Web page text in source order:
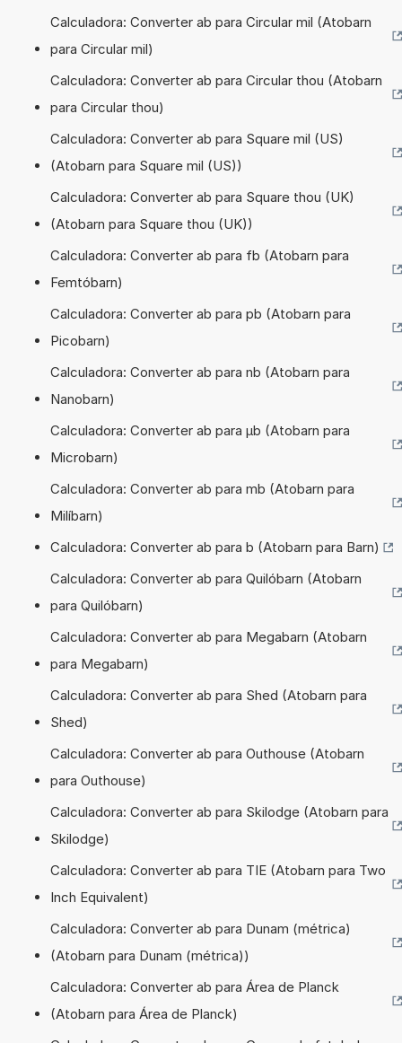
Calculadora: Converter ab para Circular mil (Atobarn
para Circular mil)
Calculadora: Converter ab para Circular thou (Atobarn
para Circular thou)
Calculadora: Converter ab para Square mil (US)
(Atobarn para Square mil (US))
Calculadora: Converter ab para Square thou (UK)
(Atobarn para Square thou (UK))
Calculadora: Converter ab para fb (Atobarn para
Femtóbarn)
Calculadora: Converter ab para pb (Atobarn para
Picobarn)
Calculadora: Converter ab para nb (Atobarn para
Nanobarn)
Calculadora: Converter ab para µb (Atobarn para
Microbarn)
Calculadora: Converter ab para mb (Atobarn para
Milíbarn)
Calculadora: Converter ab para b (Atobarn para Barn)
Calculadora: Converter ab para Quilóbarn (Atobarn
para Quilóbarn)
Calculadora: Converter ab para Megabarn (Atobarn
para Megabarn)
Calculadora: Converter ab para Shed (Atobarn para
Shed)
Calculadora: Converter ab para Outhouse (Atobarn
para Outhouse)
Calculadora: Converter ab para Skilodge (Atobarn para
Skilodge)
Calculadora: Converter ab para TIE (Atobarn para Two
Inch Equivalent)
Calculadora: Converter ab para Dunam (métrica)
(Atobarn para Dunam (métrica))
Calculadora: Converter ab para Área de Planck
(Atobarn para Área de Planck)